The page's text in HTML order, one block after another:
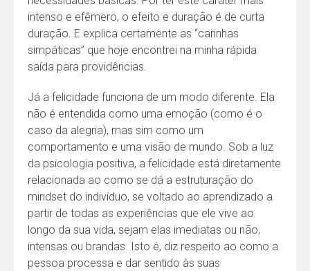
intenso e efêmero, o efeito e duração é de curta
duração. E explica certamente as “carinhas
simpáticas” que hoje encontrei na minha rápida
saída para providências.
Já a felicidade funciona de um modo diferente. Ela
não é entendida como uma emoção (como é o
caso da alegria), mas sim como um
comportamento e uma visão de mundo. Sob a luz
da psicologia positiva, a felicidade está diretamente
relacionada ao como se dá a estruturação do
mindset do indivíduo, se voltado ao aprendizado a
partir de todas as experiências que ele vive ao
longo da sua vida, sejam elas imediatas ou não,
intensas ou brandas. Isto é, diz respeito ao como a
pessoa processa e dar sentido às suas